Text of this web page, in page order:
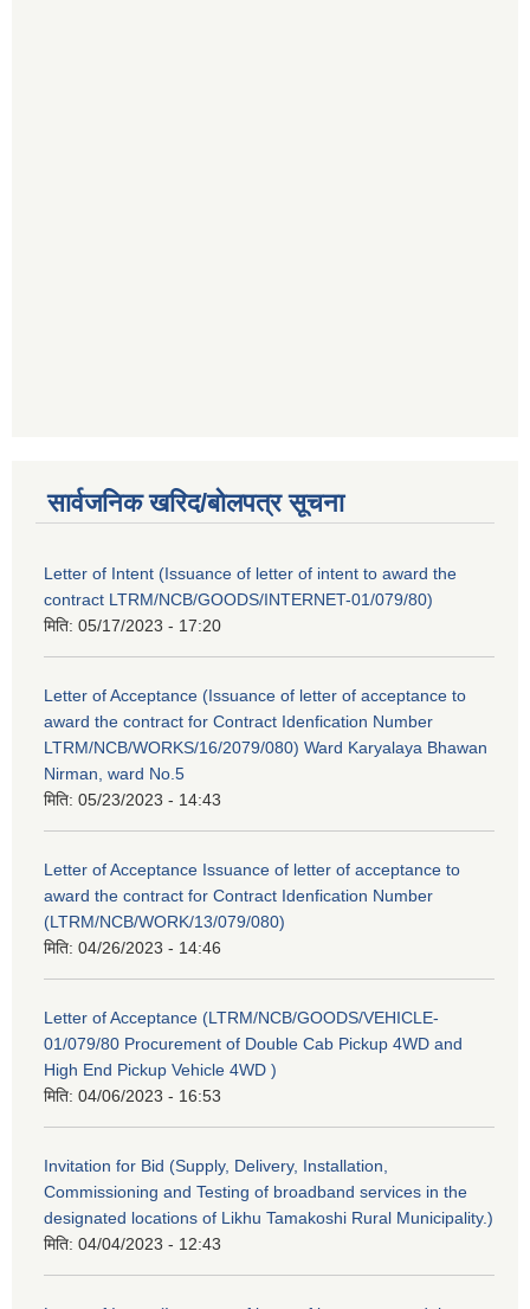
सार्वजनिक खरिद/बोलपत्र सूचना
Letter of Intent (Issuance of letter of intent to award the
contract LTRM/NCB/GOODS/INTERNET-01/079/80)
मिति: 05/17/2023 - 17:20
Letter of Acceptance (Issuance of letter of acceptance to
award the contract for Contract Idenfication Number
LTRM/NCB/WORKS/16/2079/080) Ward Karyalaya Bhawan
Nirman, ward No.5
मिति: 05/23/2023 - 14:43
Letter of Acceptance Issuance of letter of acceptance to
award the contract for Contract Idenfication Number
(LTRM/NCB/WORK/13/079/080)
मिति: 04/26/2023 - 14:46
Letter of Acceptance (LTRM/NCB/GOODS/VEHICLE-
01/079/80 Procurement of Double Cab Pickup 4WD and
High End Pickup Vehicle 4WD )
मिति: 04/06/2023 - 16:53
Invitation for Bid (Supply, Delivery, Installation,
Commissioning and Testing of broadband services in the
designated locations of Likhu Tamakoshi Rural Municipality.)
मिति: 04/04/2023 - 12:43